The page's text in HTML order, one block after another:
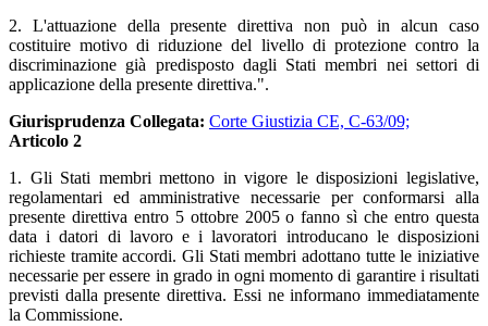
2. L'attuazione della presente direttiva non può in alcun caso
costituire motivo di riduzione del livello di protezione contro la
discriminazione già predisposto dagli Stati membri nei settori di
applicazione della presente direttiva.".
Giurisprudenza Collegata: Corte Giustizia CE, C-63/09;
Articolo 2
1. Gli Stati membri mettono in vigore le disposizioni legislative,
regolamentari ed amministrative necessarie per conformarsi alla
presente direttiva entro 5 ottobre 2005 o fanno sì che entro questa
data i datori di lavoro e i lavoratori introducano le disposizioni
richieste tramite accordi. Gli Stati membri adottano tutte le iniziative
necessarie per essere in grado in ogni momento di garantire i risultati
previsti dalla presente direttiva. Essi ne informano immediatamente
la Commissione.